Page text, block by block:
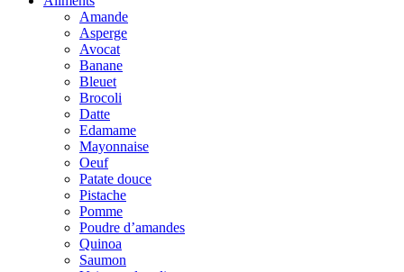
Amande
Asperge
Avocat
Banane
Bleuet
Brocoli
Datte
Edamame
Mayonnaise
Oeuf
Patate douce
Pistache
Pomme
Poudre d’amandes
Quinoa
Saumon